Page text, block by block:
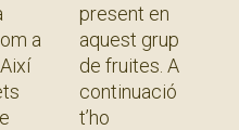
a
present en
aquest grup
de fruites. A
continuació
t’ho